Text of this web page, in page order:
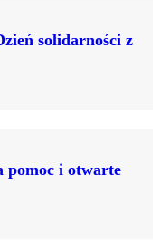
solidarności z
pomoc i otwarte